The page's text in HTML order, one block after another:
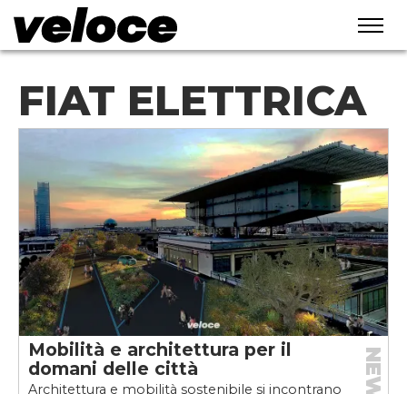
FIAT ELETTRICA
Mobilità e architettura per il
domani delle città
Architettura e mobilità sostenibile si incontrano